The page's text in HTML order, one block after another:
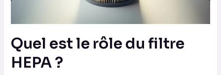
Quel est le rôle du filtre
HEPA ?